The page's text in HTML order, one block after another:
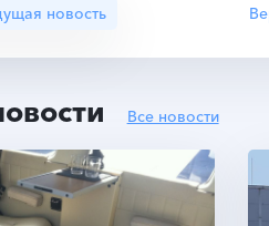
новость
Все новости